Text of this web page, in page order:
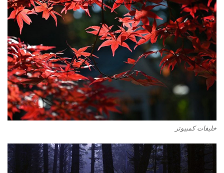
خليفات كمبيوتر